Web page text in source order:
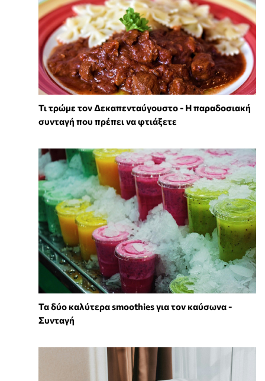
Τι τρώμε τον Δεκαπενταύγουστο - Η παραδοσιακή
συνταγή που πρέπει να φτιάξετε
Τα δύο καλύτερα smoothies για τον καύσωνα -
Συνταγή